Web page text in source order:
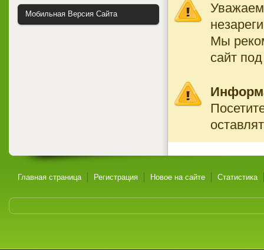
Мы
сайт
Мобильная Версия Сайта
Главная страница Регистрация Новое на сайте Статистика